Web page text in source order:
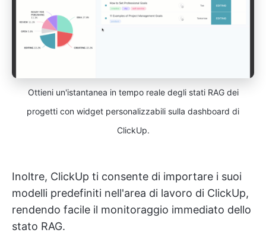
Ottieni un'istantanea in tempo reale degli stati RAG dei
progetti con widget personalizzabili sulla dashboard di
ClickUp.
Inoltre, ClickUp ti consente di importare i suoi
modelli predefiniti nell'area di lavoro di ClickUp,
rendendo facile il monitoraggio immediato dello
stato RAG.